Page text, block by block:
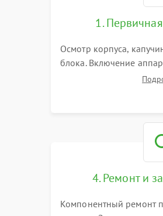
1.
Осмотр корпуса,
блока. Включение
ошибок и индикации.
4. Ремонт и
Компонентный ремонт